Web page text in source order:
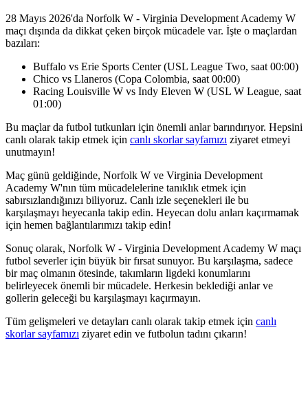
28 Mayıs 2026'da Norfolk W - Virginia Development Academy W
maçı dışında da dikkat çeken birçok mücadele var. İşte o maçlardan
bazıları:
Buffalo vs Erie Sports Center (USL League Two, saat 00:00)
Chico vs Llaneros (Copa Colombia, saat 00:00)
Racing Louisville W vs Indy Eleven W (USL W League, saat
01:00)
Bu maçlar da futbol tutkunları için önemli anlar barındırıyor. Hepsini
canlı olarak takip etmek için canlı skorlar sayfamızı ziyaret etmeyi
unutmayın!
Maç günü geldiğinde, Norfolk W ve Virginia Development
Academy W'nın tüm mücadelelerine tanıklık etmek için
sabırsızlandığınızı biliyoruz. Canlı izle seçenekleri ile bu
karşılaşmayı heyecanla takip edin. Heyecan dolu anları kaçırmamak
için hemen bağlantılarımızı takip edin!
Sonuç olarak, Norfolk W - Virginia Development Academy W maçı
futbol severler için büyük bir fırsat sunuyor. Bu karşılaşma, sadece
bir maç olmanın ötesinde, takımların ligdeki konumlarını
belirleyecek önemli bir mücadele. Herkesin beklediği anlar ve
gollerin geleceği bu karşılaşmayı kaçırmayın.
Tüm gelişmeleri ve detayları canlı olarak takip etmek için canlı
skorlar sayfamızı ziyaret edin ve futbolun tadını çıkarın!